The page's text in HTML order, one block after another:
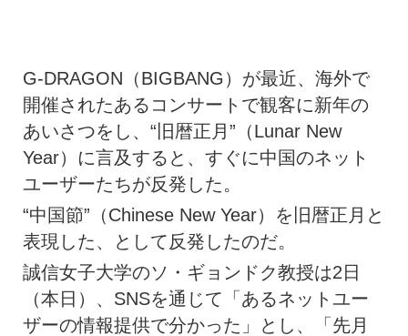
G-DRAGON（BIGBANG）が最近、海外で
開催されたあるコンサートで観客に新年の
あいさつをし、“旧暦正月”（Lunar New
Year）に言及すると、すぐに中国のネット
ユーザーたちが反発した。
“中国節”（Chinese New Year）を旧暦正月と
表現した、として反発したのだ。
誠信女子大学のソ・ギョンドク教授は2日
（本日）、SNSを通じて「あるネットユー
ザーの情報提供で分かった」とし、「先月